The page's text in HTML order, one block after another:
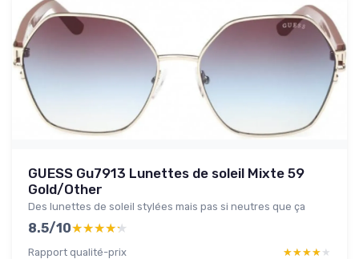
GUESS Gu7913 Lunettes de soleil Mixte 59
Gold/Other
Des lunettes de soleil stylées mais pas si neutres que ça
8.5/10★★★★★
★★★★★
Rapport qualité-prix ★★★★★
★★★★★